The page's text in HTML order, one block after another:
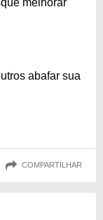
abafar sua
COMPARTILHAR